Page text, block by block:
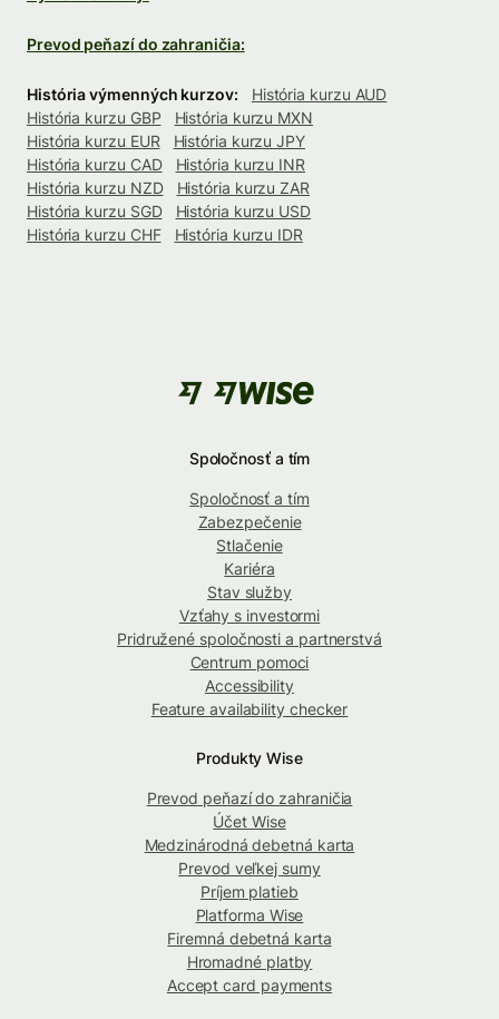
Prevod peňazí do zahraničia:
História výmenných kurzov:
História kurzu AUD
História kurzu GBP
História kurzu MXN
História kurzu EUR
História kurzu JPY
História kurzu CAD
História kurzu INR
História kurzu NZD
História kurzu ZAR
História kurzu SGD
História kurzu USD
História kurzu CHF
História kurzu IDR
Spoločnosť a tím
Spoločnosť a tím
Zabezpečenie
Stlačenie
Kariéra
Stav služby
Vzťahy s investormi
Pridružené spoločnosti a partnerstvá
Centrum pomoci
Accessibility
Feature availability checker
Produkty Wise
Prevod peňazí do zahraničia
Účet Wise
Medzinárodná debetná karta
Prevod veľkej sumy
Príjem platieb
Platforma Wise
Firemná debetná karta
Hromadné platby
Accept card payments